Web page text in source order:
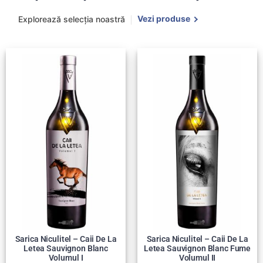
Explorează selecția noastră Vezi produse
Sarica Niculitel – Caii De La
Letea Sauvignon Blanc
Volumul I
Sarica Niculitel – Caii De La
Letea Sauvignon Blanc Fume
Volumul II